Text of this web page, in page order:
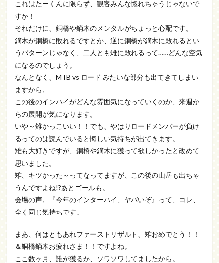
これはたーくんに限らず、観客みんな惚れちゃうじゃないで
すか！
それだけに、銅橋や鏑木のメンタルがちょっと心配です。
鏑木が銅橋に敗れるですとか、逆に銅橋が鏑木に敗れるとい
うパターンじゃなく、二人とも雉に敗れるって……どんな空気
になるのでしょう。
なんとなく、MTB vs ロード みたいな部分も出てきてしまい
ますから。
この後のインハイがどんな雰囲気になっていくのか、来週か
らの展開が気になります。
いや～雉かっこいい！！でも、やはりロードメンバーが負け
るってのは読んでいると悔しい気持ちが出てきます。
雉も大好きですが、銅橋や鏑木に獲って欲しかったと改めて
思いました。
雉、キツかった～ってなってますが、この後の山岳も出ちゃ
うんですよね!?あとゴールも。
会場の声。『今年のインターハイ、ヤバいぞ』って、コレ、
全く同じ気持ちです。
まあ、何はともあれファーストリザルト、雉おめでとう！！
＆銅橋鏑木お疲れさま！！ですよね。
ここ数ヶ月、誰が獲るか、ソワソワしてましたから。